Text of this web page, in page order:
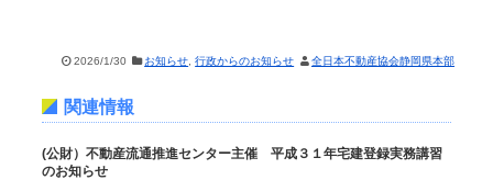
2026/1/30 お知らせ ,行政からのお知らせ 全日本不動産協会静岡県本部
関連情報
(公財）不動産流通推進センター主催 平成３１年宅建登録実務講習
のお知らせ